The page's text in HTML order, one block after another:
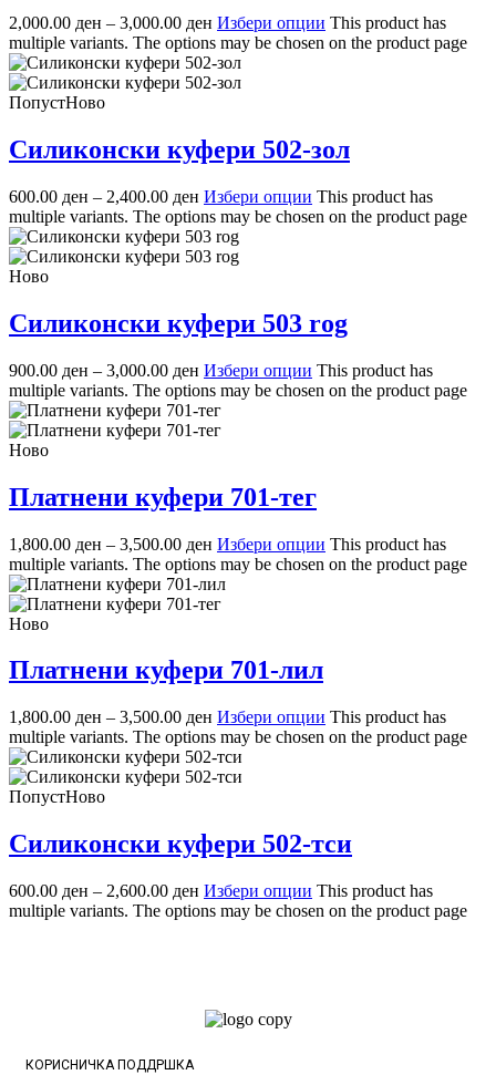
2,000.00 ден – 3,000.00 ден Избери опции This product has
multiple variants. The options may be chosen on the product page
ПопустНово
Силиконски куфери 502-зол
600.00 ден – 2,400.00 ден Избери опции This product has
multiple variants. The options may be chosen on the product page
Ново
Силиконски куфери 503 rog
900.00 ден – 3,000.00 ден Избери опции This product has
multiple variants. The options may be chosen on the product page
Ново
Платнени куфери 701-тег
1,800.00 ден – 3,500.00 ден Избери опции This product has
multiple variants. The options may be chosen on the product page
Ново
Платнени куфери 701-лил
1,800.00 ден – 3,500.00 ден Избери опции This product has
multiple variants. The options may be chosen on the product page
ПопустНово
Силиконски куфери 502-тси
600.00 ден – 2,600.00 ден Избери опции This product has
multiple variants. The options may be chosen on the product page
КОРИСНИЧКА ПОДДРШКА